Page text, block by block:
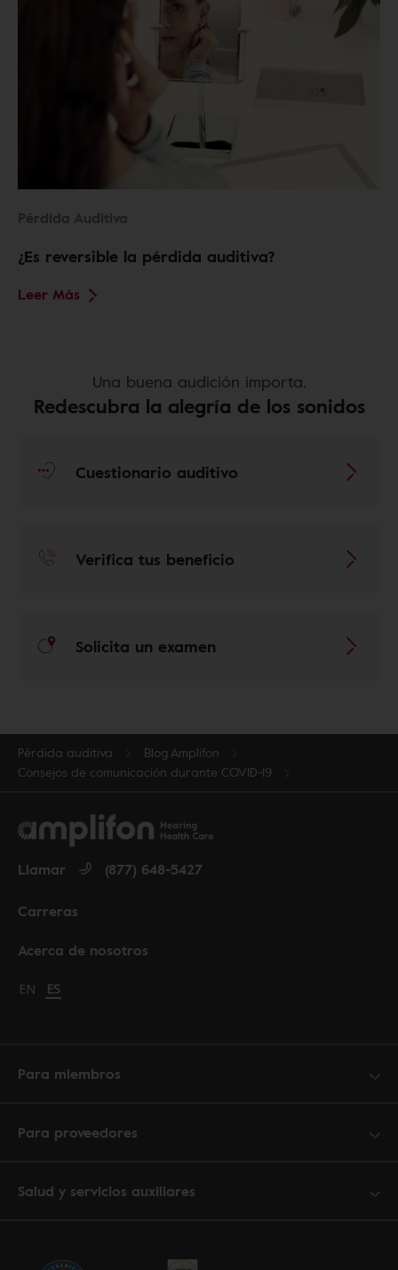
Pérdida Auditiva
¿Es reversible la pérdida auditiva?
Leer Más
Una buena audición importa.
Redescubra la alegría de los sonidos
Cuestionario auditivo
Verifica tus beneficio
Solicita un examen
Pérdida auditiva
Blog Amplifon
Consejos de comunicación durante COVID-19
Acerca de nosotros
Carreras
Llamar (877) 648-5427
Change language to English
EN Cambiar idioma a español
ES
Para miembros
Para proveedores
Salud y servicios auxiliares